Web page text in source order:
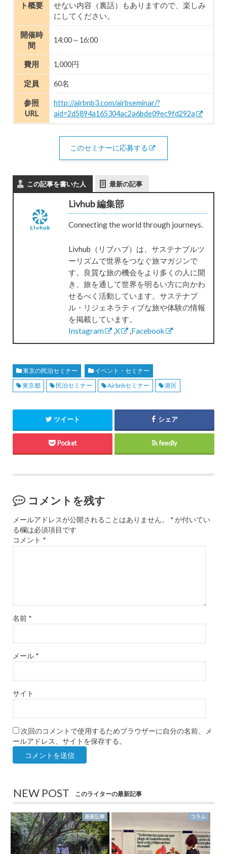
ト概要
せない内容（裏話）もありますので、楽しみ
にしてください。
開催時
間
14:00～16:00
費用 1,000円
定員 60名
参照
URL
http://airbnb3.com/airbseminar/?
aid=2d5894a165304ac2a6bde09ec9fd292a
このセミナーに応募する
この記事を書いた人 最新の記事
Livhub 編集部
Connecting the world through journeys.
Livhub（リブハブ）は、サステナブルツ
ーリズムで世界をつなぐ旅マガジンで
す。良質な旅の機会をより多くの人に開
き、旅を通して世界を明るい方に向かわ
せるべく活動しています。サステナブ
ル・リジェネラティブな旅や体験の情報
を掲載しています。
Instagram
,X ,Facebook
東京の民泊セミナー
イベント・セミナー
東京都
民泊セミナー Airbnbセミナー 港区
ツイート シェア
Pocket feedly
コメントを残す
メールアドレスが公開されることはありません。 *が付いてい
る欄は必須項目です
コメント *
名前 *
メール *
サイト
次回のコメントで使用するためブラウザーに自分の名前、メ
ールアドレス、サイトを保存する。
NEW POST このライターの最新記事
最新記事 コラム